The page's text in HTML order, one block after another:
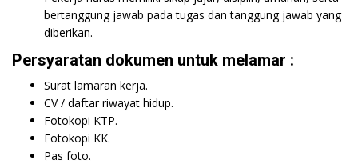
bertanggung jawab pada tugas dan tanggung jawab yang
diberikan.
Persyaratan dokumen untuk melamar :
Surat lamaran kerja.
CV / daftar riwayat hidup.
Fotokopi KTP.
Fotokopi KK.
Pas foto.